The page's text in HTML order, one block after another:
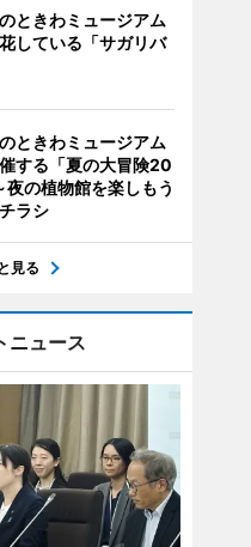
ときわミュージアム
している「サガリバ
ときわミュージアム
する「夏の大冒険20
夜の植物館を楽しもう
ラシ
見る
ニュース